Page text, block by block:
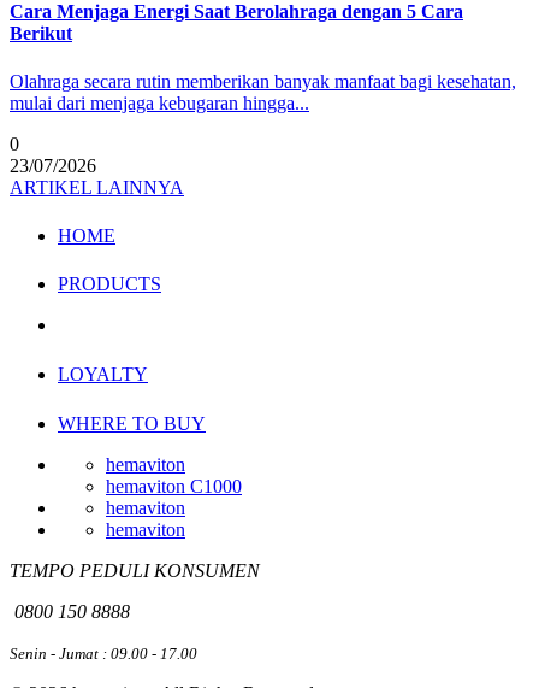
Cara Menjaga Energi Saat Berolahraga dengan 5 Cara
Berikut
Olahraga secara rutin memberikan banyak manfaat bagi kesehatan,
mulai dari menjaga kebugaran hingga...
0
23/07/2026
ARTIKEL LAINNYA
HOME
PRODUCTS
LOYALTY
WHERE TO BUY
hemaviton
hemaviton C1000
hemaviton
hemaviton
TEMPO PEDULI KONSUMEN
0800 150 8888
Senin - Jumat : 09.00 - 17.00